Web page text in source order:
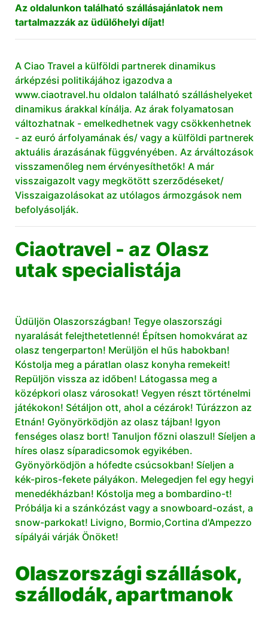
Az oldalunkon található szállásajánlatok nem
tartalmazzák az üdülőhelyi díjat!
A Ciao Travel a külföldi partnerek dinamikus
árképzési politikájához igazodva a
www.ciaotravel.hu oldalon található szálláshelyeket
dinamikus árakkal kínálja. Az árak folyamatosan
változhatnak - emelkedhetnek vagy csökkenhetnek
- az euró árfolyamának és/ vagy a külföldi partnerek
aktuális árazásának függvényében. Az árváltozások
visszamenőleg nem érvényesíthetők! A már
visszaigazolt vagy megkötött szerződéseket/
Visszaigazolásokat az utólagos ármozgások nem
befolyásolják.
Ciaotravel - az Olasz
utak specialistája
Üdüljön Olaszországban! Tegye olaszországi
nyaralását felejthetetlenné! Építsen homokvárat az
olasz tengerparton! Merüljön el hűs habokban!
Kóstolja meg a páratlan olasz konyha remekeit!
Repüljön vissza az időben! Látogassa meg a
középkori olasz városokat! Vegyen részt történelmi
játékokon! Sétáljon ott, ahol a cézárok! Túrázzon az
Etnán! Gyönyörködjön az olasz tájban! Igyon
fenséges olasz bort! Tanuljon főzni olaszul! Síeljen a
híres olasz síparadicsomok egyikében.
Gyönyörködjön a hófedte csúcsokban! Síeljen a
kék-piros-fekete pályákon. Melegedjen fel egy hegyi
menedékházban! Kóstolja meg a bombardino-t!
Próbálja ki a szánkózást vagy a snowboard-ozást, a
snow-parkokat! Livigno, Bormio,Cortina d'Ampezzo
sípályái várják Önöket!
Olaszországi szállások,
szállodák, apartmanok